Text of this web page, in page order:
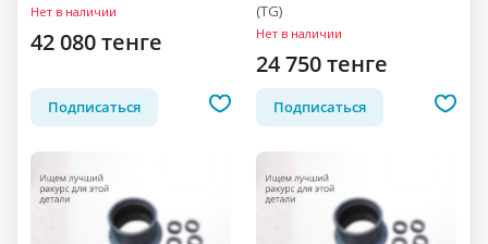
Нет в наличии
42 080 тенге
Подписаться
(TG)
Нет в наличии
24 750 тенге
Подписаться